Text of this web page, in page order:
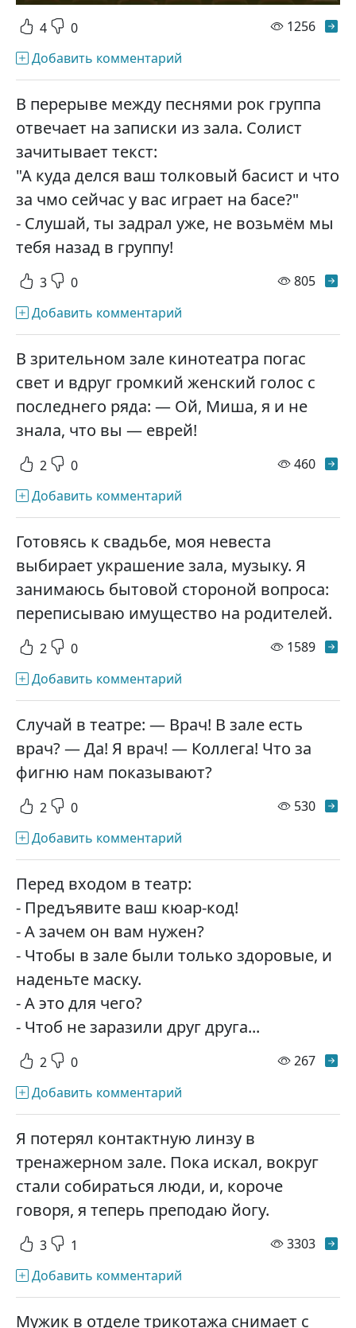
4 0 1256
Добавить комментарий
В перерыве между песнями рок группа
отвечает на записки из зала. Солист
зачитывает текст:
"А куда делся ваш толковый басист и что
за чмо сейчас у вас играет на басе?"
- Слушай, ты задрал уже, не возьмём мы
тебя назад в группу!
3 0 805
Добавить комментарий
В зрительном зале кинотеатра погас
свет и вдруг громкий женский голос с
последнего ряда: — Ой, Миша, я и не
знала, что вы — еврей!
2 0 460
Добавить комментарий
Готовясь к свадьбе, моя невеста
выбирает украшение зала, музыку. Я
занимаюсь бытовой стороной вопроса:
переписываю имущество на родителей.
2 0 1589
Добавить комментарий
Случай в театре: — Врач! В зале есть
врач? — Да! Я врач! — Коллега! Что за
фигню нам показывают?
2 0 530
Добавить комментарий
Перед входом в театр:
- Предъявите ваш кюар-код!
- А зачем он вам нужен?
- Чтобы в зале были только здоровые, и
наденьте маску.
- А это для чего?
- Чтоб не заразили друг друга...
2 0 267
Добавить комментарий
Я потерял контактную линзу в
тренажерном зале. Пока искал, вокруг
стали собираться люди, и, короче
говоря, я теперь преподаю йогу.
3 1 3303
Добавить комментарий
Мужик в отделе трикотажа снимает с